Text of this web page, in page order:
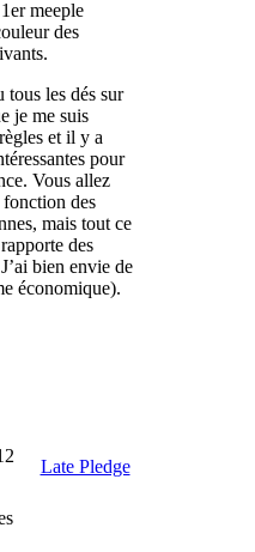
meeple
des
tous les dés sur
je me suis
et il y a
pour
Vous allez
fonction des
mais tout ce
des
bien envie de
économique).
Late Pledge